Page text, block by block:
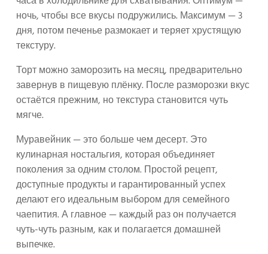
ночь, чтобы все вкусы подружились. Максимум — 3
дня, потом печенье размокает и теряет хрустящую
текстуру.
Торт можно заморозить на месяц, предварительно
завернув в пищевую плёнку. После разморозки вкус
остаётся прежним, но текстура становится чуть
мягче.
Муравейник — это больше чем десерт. Это
кулинарная ностальгия, которая объединяет
поколения за одним столом. Простой рецепт,
доступные продукты и гарантированный успех
делают его идеальным выбором для семейного
чаепития. А главное — каждый раз он получается
чуть-чуть разным, как и полагается домашней
выпечке.